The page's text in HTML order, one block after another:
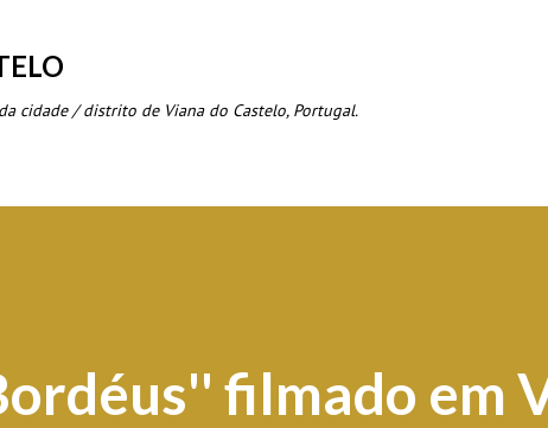
cidade / distrito de Viana do Castelo, Portugal.
filmado em